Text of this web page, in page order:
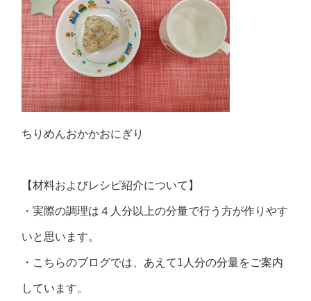
ちりめんおかかおにぎり
【材料およびレシピ紹介について】
・実際の調理は４人分以上の分量で行う方が作りやす
いと思います。
・こちらのブログでは、あえて1人分の分量をご案内
しています。